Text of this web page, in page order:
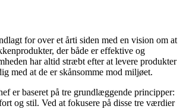
for over et årti siden med en vision om at
der både er effektive og
har altid stræbt efter at levere produkter
med at de er skånsomme mod miljøet.
er baseret på tre grundlæggende principper:
og stil. Ved at fokusere på disse tre værdier